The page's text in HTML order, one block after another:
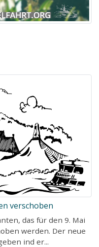
verschoben
das für den 9. Mai
werden. Der neue
ind er...